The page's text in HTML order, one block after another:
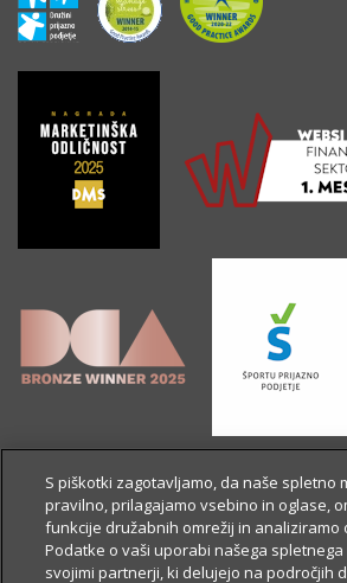
S piškotki zagotavljamo, da naše spletno
pravilno, prilagajamo vsebino in oglase,
funkcije družabnih omrežij in analiziramo
Podatke o vaši uporabi našega
svojimi partnerji, ki delujejo na področjih